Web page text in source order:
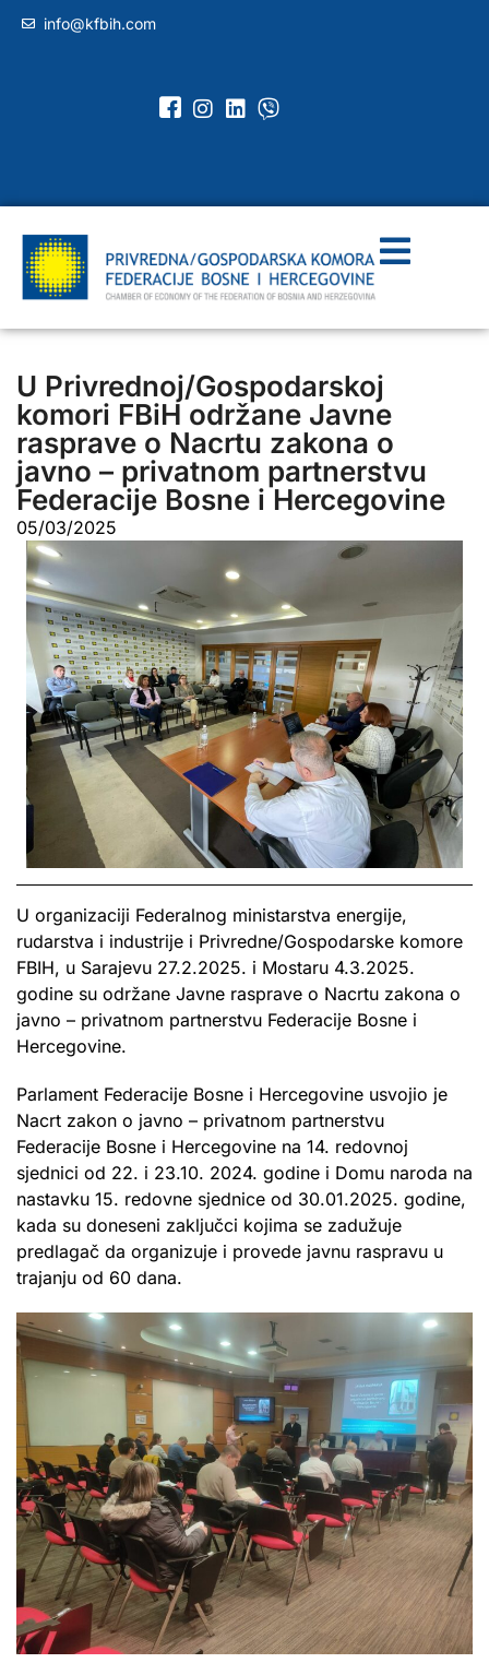
info@kfbih.com
U Privrednoj/Gospodarskoj
komori FBiH održane Javne
rasprave o Nacrtu zakona o
javno – privatnom partnerstvu
Federacije Bosne i Hercegovine
05/03/2025
U organizaciji Federalnog ministarstva energije,
rudarstva i industrije i Privredne/Gospodarske komore
FBIH, u Sarajevu 27.2.2025. i Mostaru 4.3.2025.
godine su održane Javne rasprave o Nacrtu zakona o
javno – privatnom partnerstvu Federacije Bosne i
Hercegovine.
Parlament Federacije Bosne i Hercegovine usvojio je
Nacrt zakon o javno – privatnom partnerstvu
Federacije Bosne i Hercegovine na 14. redovnoj
sjednici od 22. i 23.10. 2024. godine i Domu naroda na
nastavku 15. redovne sjednice od 30.01.2025. godine,
kada su doneseni zaključci kojima se zadužuje
predlagač da organizuje i provede javnu raspravu u
trajanju od 60 dana.